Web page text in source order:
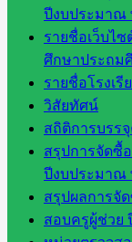
ปีงบประมาณ
รายชื่อเว็บไ
ศึกษาประถม
รายชื่อโรงเรี
วิสัยทัศน์
สถิติการบรร
สรุปการจัดซื้
ปีงบประมาณ
สรุปผลการจั
สอบครูผู้ช่วย
อ.ค.ก.ศ.เขต
พื้นที่การ
ศึกษา
ดาวน์โหลด
เอกสาร
กลุ่
มอำนวย
การ